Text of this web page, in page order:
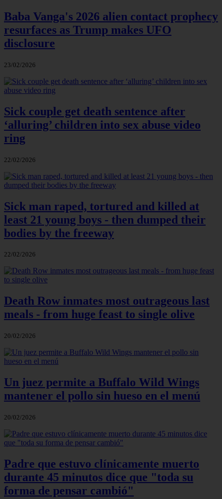
Baba Vanga's 2026 alien contact prophecy
resurfaces as Trump makes UFO
disclosure
23/02/2026
Sick couple get death sentence after
‘alluring’ children into sex abuse video
ring
22/02/2026
Sick man raped, tortured and killed at
least 21 young boys - then dumped their
bodies by the freeway
22/02/2026
Death Row inmates most outrageous last
meals - from huge feast to single olive
20/02/2026
Un juez permite a Buffalo Wild Wings
mantener el pollo sin hueso en el menú
20/02/2026
Padre que estuvo clínicamente muerto
durante 45 minutos dice que "toda su
forma de pensar cambió"